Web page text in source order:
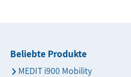
Beliebte Produkte
MEDIT i900 Mobility